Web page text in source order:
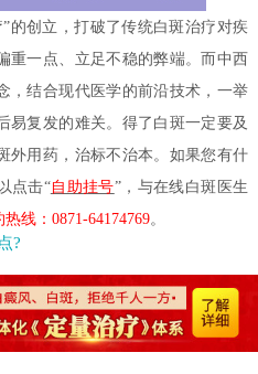
的创立，打破了传统白斑治疗对疾
重一点、立足不稳的弊端。而中西
，结合现代医学的前沿技术，一举
易复发的难关。得了白斑一定要及
外用药，治标不治本。如果您有什
点击“自助挂号”，与在线白斑医生
热线：0871-64174769。
?